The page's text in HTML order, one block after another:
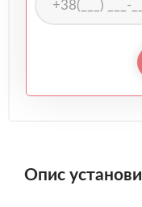
Опис установи